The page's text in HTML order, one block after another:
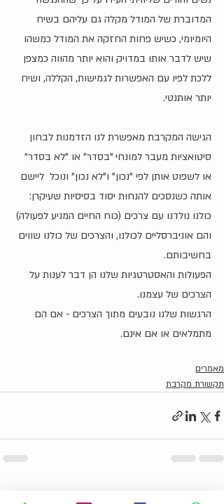
המדוברת של המודל מקלה גם עליהם בשיח
היומיומי, כשיש פחות החזקה את המודל כמשהו
שיש לדבר אותו במדויק והוא יותר מהווה כמצפן
ללכת לפיו עם האפשרות לגמישות, הקללה, ושיח
יותר אותנטי.
הגישה המקרבת מאפשרת לנו הזדמנות לבחון
סיטואציות מעבר למונחי "בסדר" או "לא בסדר"
או לשפוט אותן לפי "נכון" ו"לא נכון" ונוכל  ליישם
אותה כשנסכים להנחות יסוד בסיסיות שעיקרן:
כולנו נולדנו עם צרכים (כוח החיים המניע לפעולה)
והם אוניברסליים לכולנו, והצרכים של כולנו שווים
בחשיבותם.
הפעולות והאסטרטגיות שלנו הן דבר לענות על
הצרכים של עצמנו.
הרגשות שלנו נובעים מתוך הצרכים - אם הם
מתמלאים או אם אינם.
מאמרים
תקשורת מקרבת